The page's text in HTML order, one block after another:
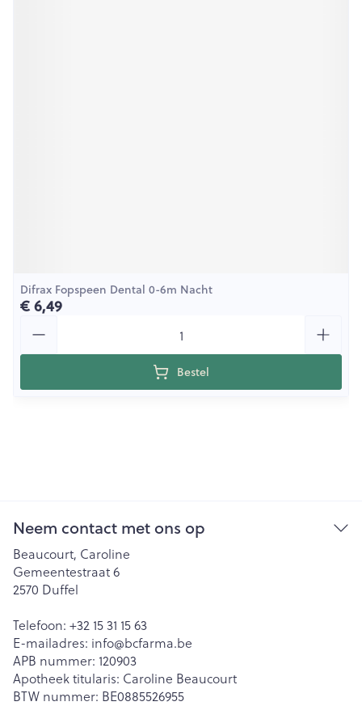
Difrax Fopspeen Dental 0-6m Nacht
€ 6,49
Bestel
Neem contact met ons op
Beaucourt, Caroline
Gemeentestraat 6
2570 Duffel
Telefoon: +32 15 31 15 63
E-mailadres: info@bcfarma.be
APB nummer: 120903
Apotheek titularis: Caroline Beaucourt
BTW nummer: BE0885526955